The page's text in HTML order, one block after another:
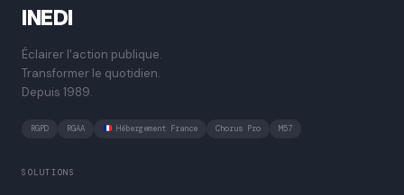
INEDI
Éclairer l'action publique.
Transformer le quotidien.
Depuis 1989.
RGPD RGAA Hébergement France Chorus Pro M57
SOLUTIONS